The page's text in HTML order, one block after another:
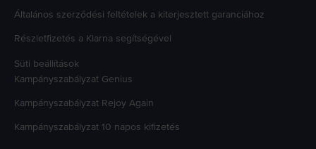
Általános szerződési feltételek a kiterjesztett garanciához
Részletfizetés a Klarna segítségével
Süti beállítások
Kampányszabályzat Genius
Kampányszabályzat Rejoy Again
Kampányszabályzat 10 napos kifizetés